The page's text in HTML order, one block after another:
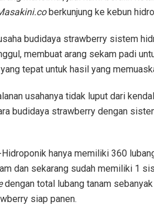
berkunjung ke kebun
budidaya strawberry sistem
membuat arang sekam padi
tepat untuk hasil yang
usahanya tidak luput dari
budidaya strawberry dengan
hanya memiliki 360
dan sekarang sudah memiliki 1
dengan total lubang tanam
siap panen.